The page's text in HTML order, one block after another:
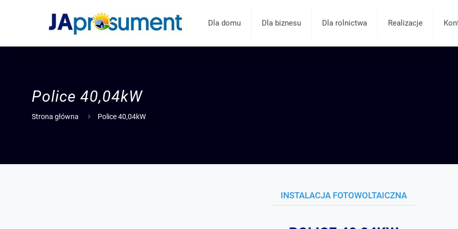
Dla domu Dla biznesu Dla rolnictwa Realizacje
Police 40,04kW
Strona główna Police 40,04kW
INSTALACJA FOTOWOLTAICZNA